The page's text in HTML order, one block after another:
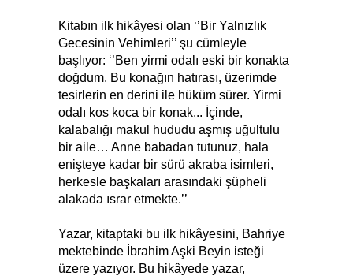
Kitabın ilk hikâyesi olan ‘’Bir Yalnızlık
Gecesinin Vehimleri’’ şu cümleyle
başlıyor: ‘’Ben yirmi odalı eski bir konakta
doğdum. Bu konağın hatırası, üzerimde
tesirlerin en derini ile hüküm sürer. Yirmi
odalı kos koca bir konak... İçinde,
kalabalığı makul hududu aşmış uğultulu
bir aile… Anne babadan tutunuz, hala
enişteye kadar bir sürü akraba isimleri,
herkesle başkaları arasındaki şüpheli
alakada ısrar etmekte.’’
Yazar, kitaptaki bu ilk hikâyesini, Bahriye
mektebinde İbrahim Aşki Beyin isteği
üzere yazıyor. Bu hikâyede yazar,